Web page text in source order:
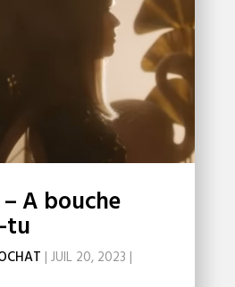
– A bouche
tu
| JUIL 20, 2023 |